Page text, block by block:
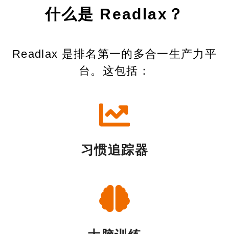
什么是 Readlax？
Readlax 是排名第一的多合一生产力平
台。这包括：
习惯追踪器